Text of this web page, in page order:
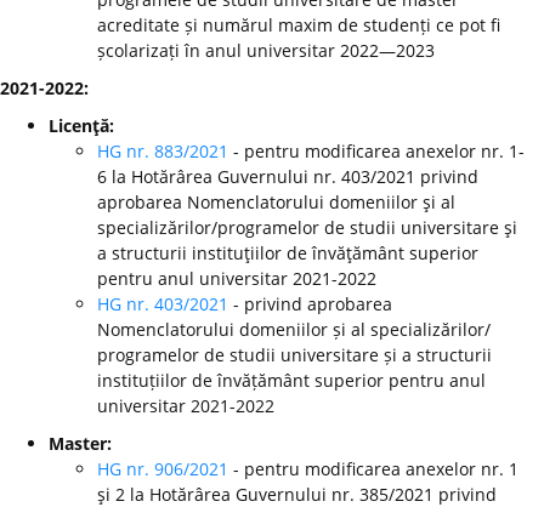
acreditate și numărul maxim de studenți ce pot fi
școlarizați în anul universitar 2022—2023
2021-2022:
Licenţă:
HG nr. 883/2021 - pentru modificarea anexelor nr. 1-
6 la Hotărârea Guvernului nr. 403/2021 privind
aprobarea Nomenclatorului domeniilor şi al
specializărilor/programelor de studii universitare şi
a structurii instituţiilor de învăţământ superior
pentru anul universitar 2021-2022
HG nr. 403/2021 - privind aprobarea
Nomenclatorului domeniilor și al specializărilor/
programelor de studii universitare și a structurii
instituțiilor de învățământ superior pentru anul
universitar 2021-2022
Master:
HG nr. 906/2021 - pentru modificarea anexelor nr. 1
şi 2 la Hotărârea Guvernului nr. 385/2021 privind